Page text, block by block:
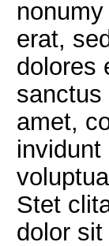
erat,
dolores
sanctus
amet,
Stet
dolor sit